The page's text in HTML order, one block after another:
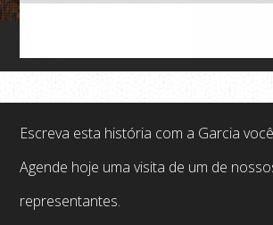
Escreva esta história com a Garcia
Agende hoje uma visita de um de
representantes.